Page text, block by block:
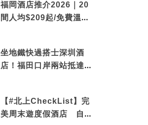
福岡酒店推介2026｜20
間人均$209起/免費溫泉/
坐地鐵快過搭士深圳酒
店！福田口岸兩站抵達
【#北上CheckList】完
美周末遊度假酒店 自帶